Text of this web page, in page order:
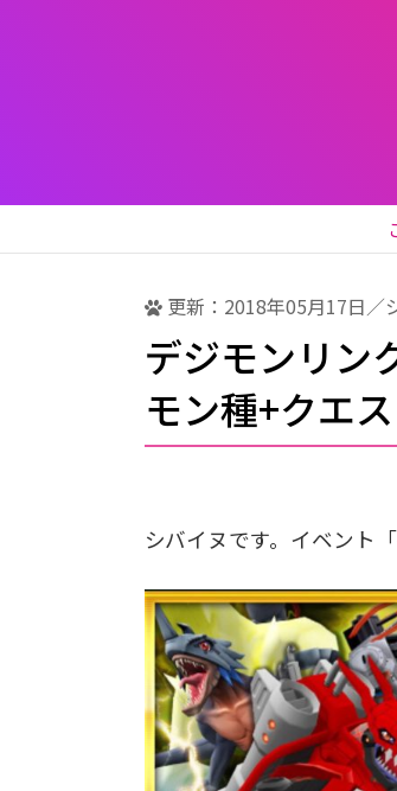
更新：2018年05月17日／
デジモンリン
モン種+クエ
シバイヌです。イベント